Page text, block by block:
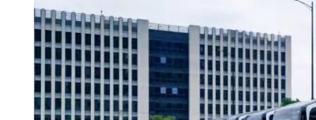
(2)投标人需具备①或②资质： ①工程设计综合资质甲级;
②【工程设计建筑行业甲级资质或工程设计建筑行业(建筑工
程)专业甲级资质】且【工程设计市政行业甲级资质或市政行
业(轨道交通工程)专业甲级资质】。
财务要求：2022 至2022 年财务会计报表(如投标人成立时间不